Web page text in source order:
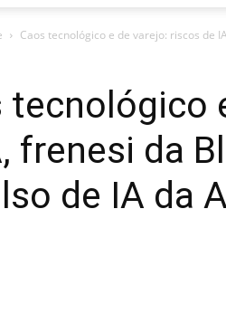
Caos tecnológico e de varejo: riscos de
tecnológico
frenesi da
de IA da